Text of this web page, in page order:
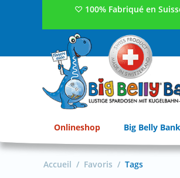
♡ 100% Fabriqué en
Onlineshop Big Belly
Accueil / Favoris / Tags